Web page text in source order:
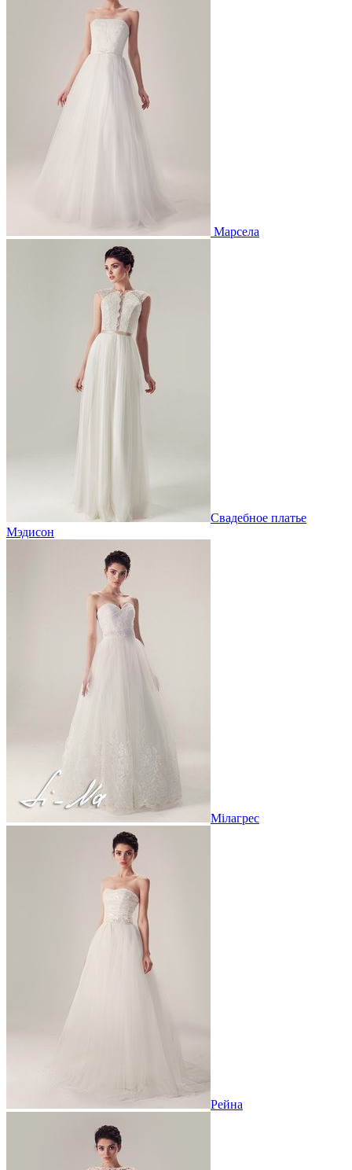
Марсела
Свадебное платье
Мэдисон
Мілагрес
Рейна